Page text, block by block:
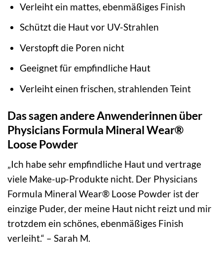
Verleiht ein mattes, ebenmäßiges Finish
Schützt die Haut vor UV-Strahlen
Verstopft die Poren nicht
Geeignet für empfindliche Haut
Verleiht einen frischen, strahlenden Teint
Das sagen andere Anwenderinnen über
Physicians Formula Mineral Wear®
Loose Powder
„Ich habe sehr empfindliche Haut und vertrage
viele Make-up-Produkte nicht. Der Physicians
Formula Mineral Wear® Loose Powder ist der
einzige Puder, der meine Haut nicht reizt und mir
trotzdem ein schönes, ebenmäßiges Finish
verleiht.“ – Sarah M.